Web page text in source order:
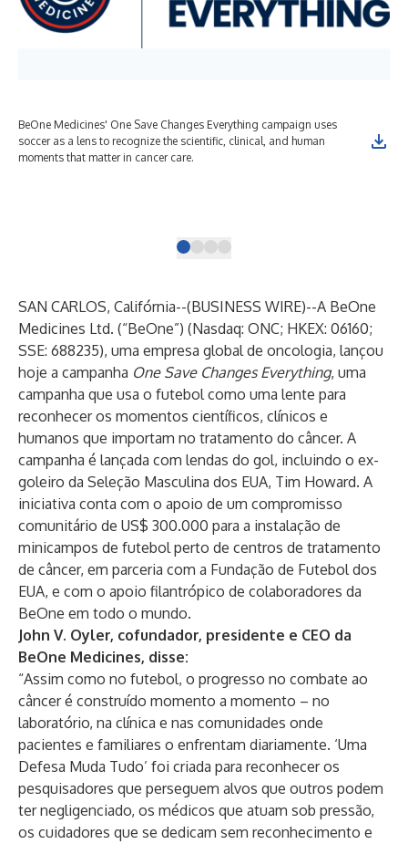
BeOne Medicines' One Save Changes Everything campaign uses
soccer as a lens to recognize the scientific, clinical, and human
moments that matter in cancer care.
SAN CARLOS, Califórnia--(BUSINESS WIRE)--A BeOne
Medicines Ltd. (“BeOne”) (Nasdaq: ONC; HKEX: 06160;
SSE: 688235), uma empresa global de oncologia, lançou
hoje a campanha One Save Changes Everything, uma
campanha que usa o futebol como uma lente para
reconhecer os momentos científicos, clínicos e
humanos que importam no tratamento do câncer. A
campanha é lançada com lendas do gol, incluindo o ex-
goleiro da Seleção Masculina dos EUA, Tim Howard. A
iniciativa conta com o apoio de um compromisso
comunitário de US$ 300.000 para a instalação de
minicampos de futebol perto de centros de tratamento
de câncer, em parceria com a Fundação de Futebol dos
EUA, e com o apoio filantrópico de colaboradores da
BeOne em todo o mundo.
John V. Oyler, cofundador, presidente e CEO da
BeOne Medicines, disse:
“Assim como no futebol, o progresso no combate ao
câncer é construído momento a momento – no
laboratório, na clínica e nas comunidades onde
pacientes e familiares o enfrentam diariamente. ‘Uma
Defesa Muda Tudo’ foi criada para reconhecer os
pesquisadores que perseguem alvos que outros podem
ter negligenciado, os médicos que atuam sob pressão,
os cuidadores que se dedicam sem reconhecimento e